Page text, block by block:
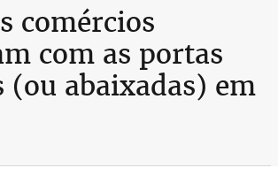
comércios
com as portas
(ou abaixadas) em